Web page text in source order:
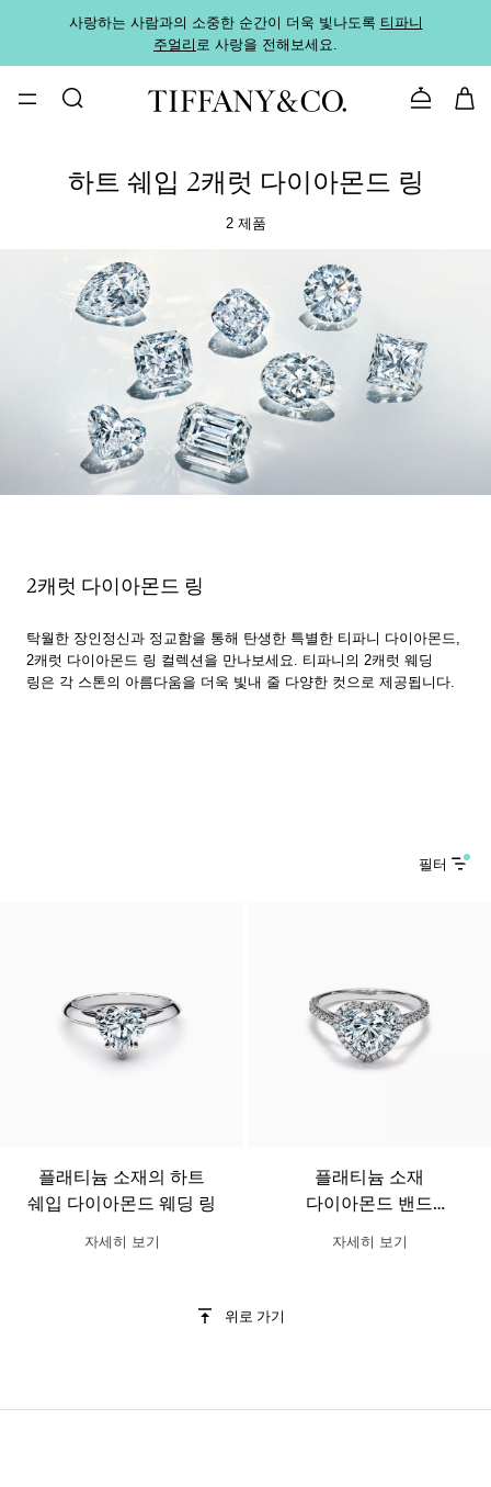
사랑하는 사람과의 소중한 순간이 더욱 빛나도록 티파니
주얼리로 사랑을 전해보세요.
문의하기
하트 쉐입 2캐럿 다이아몬드 링
2 제품
2캐럿 다이아몬드 링
탁월한 장인정신과 정교함을 통해 탄생한 특별한 티파니 다이아몬드,
2캐럿 다이아몬드 링 컬렉션을 만나보세요. 티파니의 2캐럿 웨딩
링은 각 스톤의 아름다움을 더욱 빛내 줄 다양한 컷으로 제공됩니다.
필터
플래티늄 소재의 하트
쉐입 다이아몬드 웨딩 링
자세히 보기
플래티늄 소재
다이아몬드 밴드
디자인의 티파니
솔리스트 하트 쉐입
자세히 보기
위로 가기